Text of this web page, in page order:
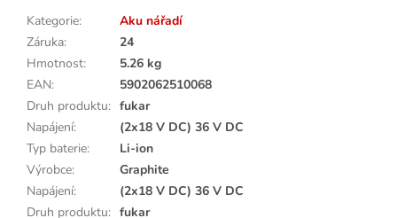
Kategorie:
Aku nářadí
Záruka:
24
Hmotnost:
5.26 kg
EAN:
5902062510068
Druh produktu: fukar
Napájení:
(2x18 V DC) 36 V DC
Typ baterie:
Li-ion
Výrobce:
Graphite
Napájení:
(2x18 V DC) 36 V DC
Druh produktu: fukar